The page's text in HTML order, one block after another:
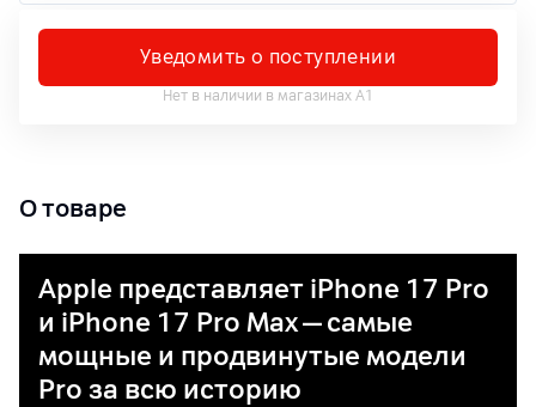
Уведомить о поступлении
Нет в наличии в магазинах А1
О товаре
Apple представляет iPhone 17 Pro
и iPhone 17 Pro Max — самые
мощные и продвинутые модели
Pro за всю историю